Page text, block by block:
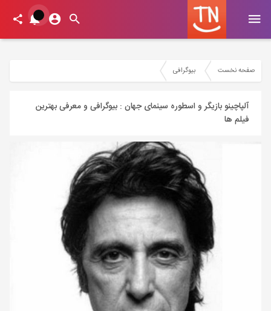
صفحه نخست بیوگرافی
آلپاچینو بازیگر و اسطوره سینمای جهان : بیوگرافی و معرفی بهترین
فیلم ها